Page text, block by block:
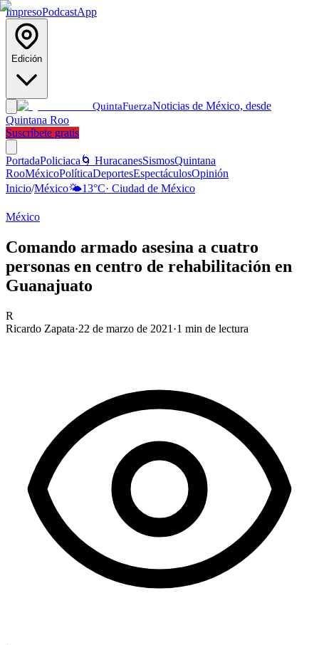
ImpresoPodcastApp
Edición
QuintaFuerzaNoticias de México, desde
Quintana Roo
Suscríbete gratis
PortadaPoliciaca 🌀 HuracanesSismosQuintana
RooMéxicoPolíticaDeportesEspectáculosOpinión
Inicio/México🌤️13°C· Ciudad de México
México
Comando armado asesina a cuatro
personas en centro de rehabilitación en
Guanajuato
R
Ricardo Zapata·22 de marzo de 2021 ·1 min de lectura